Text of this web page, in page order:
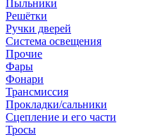
Пыльники
Решётки
Ручки дверей
Система освещения
Прочие
Фары
Фонари
Трансмиссия
Прокладки/сальники
Сцепление и его части
Тросы